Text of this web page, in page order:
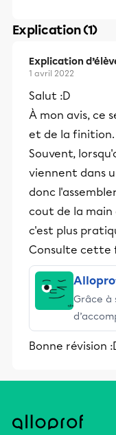
Explication (1)
Explication
1 avril 2022
Salut :D
À mon avis, ce
et de la finition.
Souvent,
viennent dans
donc
cout de la main
c'est plus
Consulte cette
Grâce à
et leurs
Bonne révision